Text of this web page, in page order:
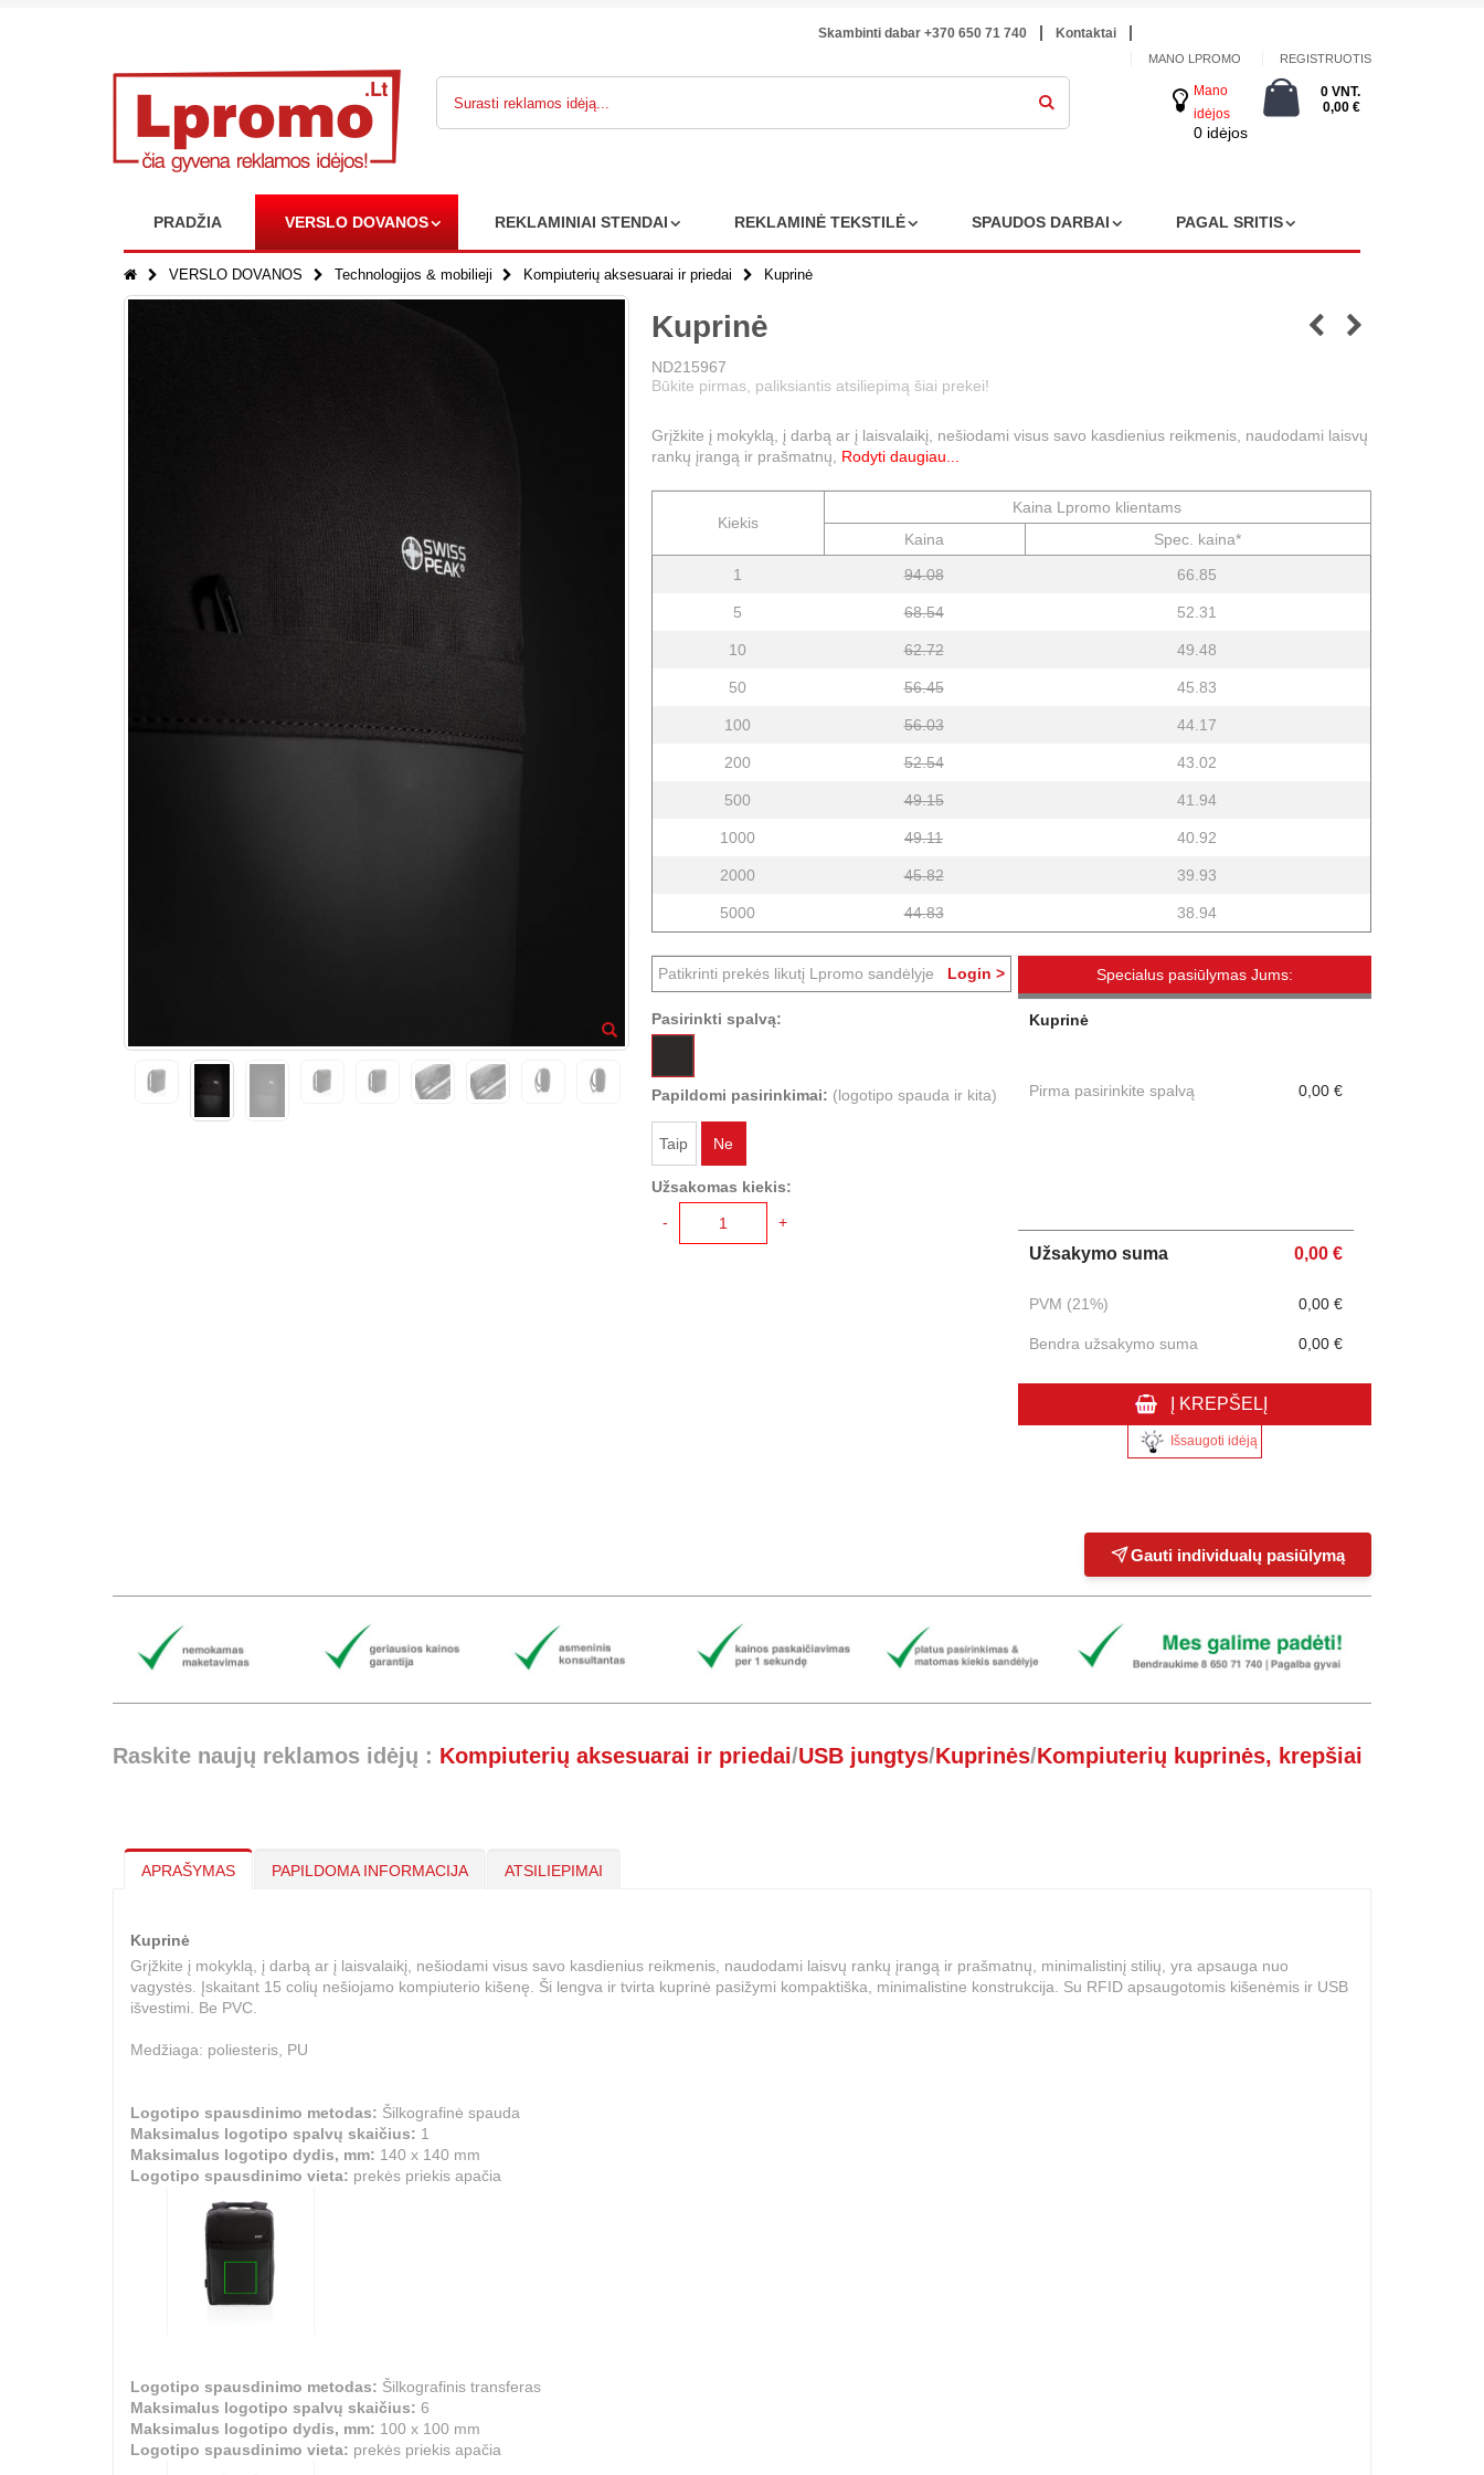
Skambinti dabar +370 650 71 740 Kontaktai
MANO LPROMO REGISTRUOTIS
Mano
idėjos
0 idėjos
0 VNT.
0,00 €
PRADŽIA VERSLO DOVANOS REKLAMINIAI STENDAI REKLAMINĖ TEKSTILĖ SPAUDOS DARBAI PAGAL SRITIS
VERSLO DOVANOS Technologijos & mobilieji Kompiuterių aksesuarai ir priedai Kuprinė
Kuprinė
ND215967
Būkite pirmas, paliksiantis atsiliepimą šiai prekei!
Grįžkite į mokyklą, į darbą ar į laisvalaikį, nešiodami visus savo kasdienius reikmenis, naudodami laisvų
rankų įrangą ir prašmatnų, Rodyti daugiau...
Kiekis
Kaina Lpromo klientams
Kaina
Spec. kaina*
1
94.08 66.85
5 68.54 52.31
10 62.72 49.48
50 56.45 45.83
100 56.03 44.17
200 52.54 43.02
500 49.15 41.94
1000 49.11 40.92
2000 45.82 39.93
5000 44.83 38.94
Patikrinti prekės likutį Lpromo sandėlyje Login >
Pasirinkti spalvą:
Papildomi pasirinkimai: (logotipo spauda ir kita)
Taip Ne
Užsakomas kiekis:
-
+
Specialus pasiūlymas Jums:
Kuprinė
Pirma pasirinkite spalvą 0,00 €
Užsakymo suma 0,00 €
PVM (21%) 0,00 €
Bendra užsakymo suma 0,00 €
Į KREPŠELĮ
Išsaugoti idėją
Gauti individualų pasiūlymą
Raskite naujų reklamos idėjų : Kompiuterių aksesuarai ir priedai/USB jungtys/Kuprinės/Kompiuterių kuprinės, krepšiai
APRAŠYMAS PAPILDOMA INFORMACIJA ATSILIEPIMAI
Kuprinė
Grįžkite į mokyklą, į darbą ar į laisvalaikį, nešiodami visus savo kasdienius reikmenis, naudodami laisvų rankų įrangą ir prašmatnų, minimalistinį stilių, yra apsauga nuo
vagystės. Įskaitant 15 colių nešiojamo kompiuterio kišenę. Ši lengva ir tvirta kuprinė pasižymi kompaktiška, minimalistine konstrukcija. Su RFID apsaugotomis kišenėmis ir USB
išvestimi. Be PVC.
Medžiaga: poliesteris, PU
Logotipo spausdinimo metodas: Šilkografinė spauda
Maksimalus logotipo spalvų skaičius: 1
Maksimalus logotipo dydis, mm: 140 x 140 mm
Logotipo spausdinimo vieta: prekės priekis apačia
Logotipo spausdinimo metodas: Šilkografinis transferas
Maksimalus logotipo spalvų skaičius: 6
Maksimalus logotipo dydis, mm: 100 x 100 mm
Logotipo spausdinimo vieta: prekės priekis apačia